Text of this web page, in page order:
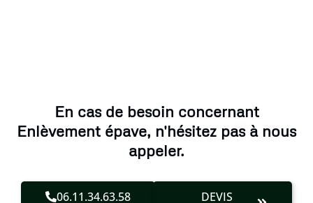
En cas de besoin concernant
Enlèvement épave, n'hésitez pas à nous
appeler.
06.11.34.63.58 DEVIS